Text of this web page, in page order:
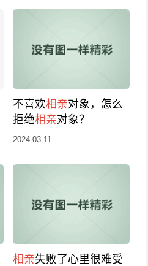
不喜欢相亲对象，怎么
拒绝相亲对象？
2024-03-11
相亲失败了心里很难受